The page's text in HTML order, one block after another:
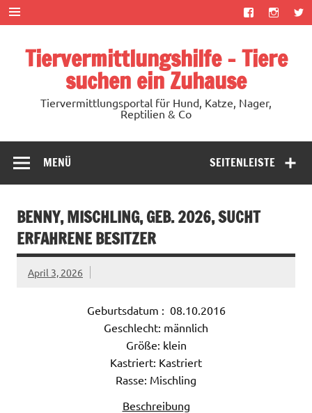
Zum
Inhalt
springen
Tiervermittlungshilfe – Tiere
suchen ein Zuhause
Tiervermittlungsportal für Hund, Katze, Nager,
Reptilien & Co
SEITENLEISTE
MENÜ
BENNY, MISCHLING, GEB. 2026, SUCHT
ERFAHRENE BESITZER
April 3, 2026
Geburtsdatum : 08.10.2016
Geschlecht: männlich
Größe: klein
Kastriert: Kastriert
Rasse: Mischling
Beschreibung